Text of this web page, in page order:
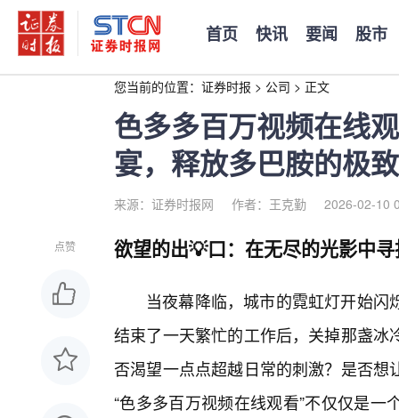
首页 快讯 要闻 股市
您当前的位置： 证券时报 > 公司 > 正文
色多多百万视频在线
宴，释放多巴胺的极
来源：证券时报网 作者：王克勤 2026-02-10
点赞 欲望的出💡口：在无尽的光影中
当夜幕降临，城市的霓虹灯开始
结束了一天繁忙的工作后，关掉那盏
否渴望一点点超越日常的刺激？是否
“色多多百万视频在线观看”不仅仅是